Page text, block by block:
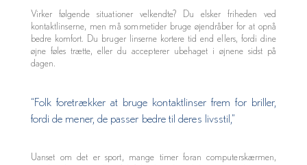
Virker følgende situationer velkendte? Du elsker friheden ved
kontaktlinserne, men må sommetider bruge øjendråber for at opnå
bedre komfort. Du bruger linserne kortere tid end ellers, fordi dine
øjne føles trætte, eller du accepterer ubehaget i øjnene sidst på
dagen.
“Folk foretrækker at bruge kontaktlinser frem for briller,
fordi de mener, de passer bedre til deres livsstil,”
Uanset om det er sport, mange timer foran computerskærmen,